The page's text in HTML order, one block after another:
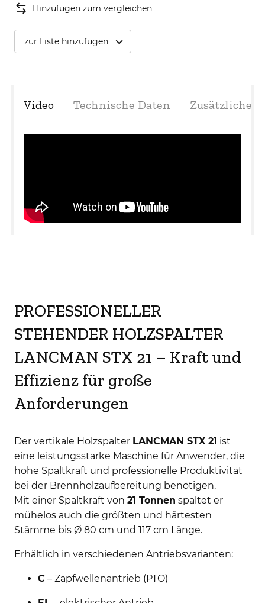
Hinzufügen zum vergleichen
zur Liste hinzufügen
Video Technische Daten Zusätzliche
PROFESSIONELLER
STEHENDER HOLZSPALTER
LANCMAN STX 21 – Kraft und
Effizienz für große
Anforderungen
Der vertikale Holzspalter LANCMAN STX 21 ist
eine leistungsstarke Maschine für Anwender, die
hohe Spaltkraft und professionelle Produktivität
bei der Brennholzaufbereitung benötigen.
Mit einer Spaltkraft von 21 Tonnen spaltet er
mühelos auch die größten und härtesten
Stämme bis Ø 80 cm und 117 cm Länge.
Erhältlich in verschiedenen Antriebsvarianten:
C – Zapfwellenantrieb (PTO)